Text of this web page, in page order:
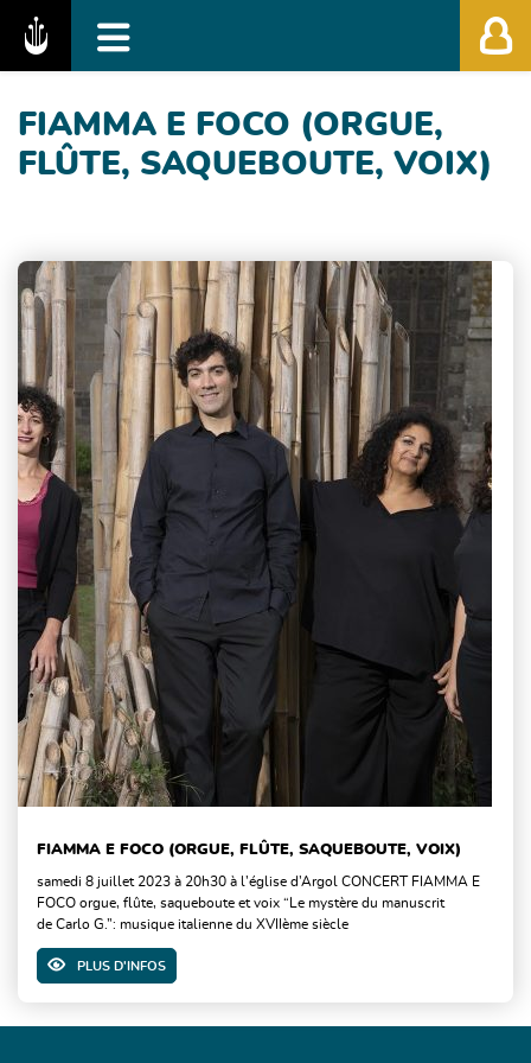
Fédération des Festivals de Musique
FIAMMA E FOCO (ORGUE,
FLÛTE, SAQUEBOUTE, VOIX)
FIAMMA E FOCO (ORGUE, FLÛTE, SAQUEBOUTE, VOIX)
samedi 8 juillet 2023 à 20h30 à l’église d’Argol CONCERT FIAMMA E
FOCO orgue, flûte, saqueboute et voix “Le mystère du manuscrit
de Carlo G.”: musique italienne du XVIIème siècle
PLUS D'INFOS